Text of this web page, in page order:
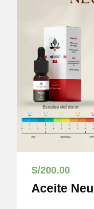
S/200.00
Aceite